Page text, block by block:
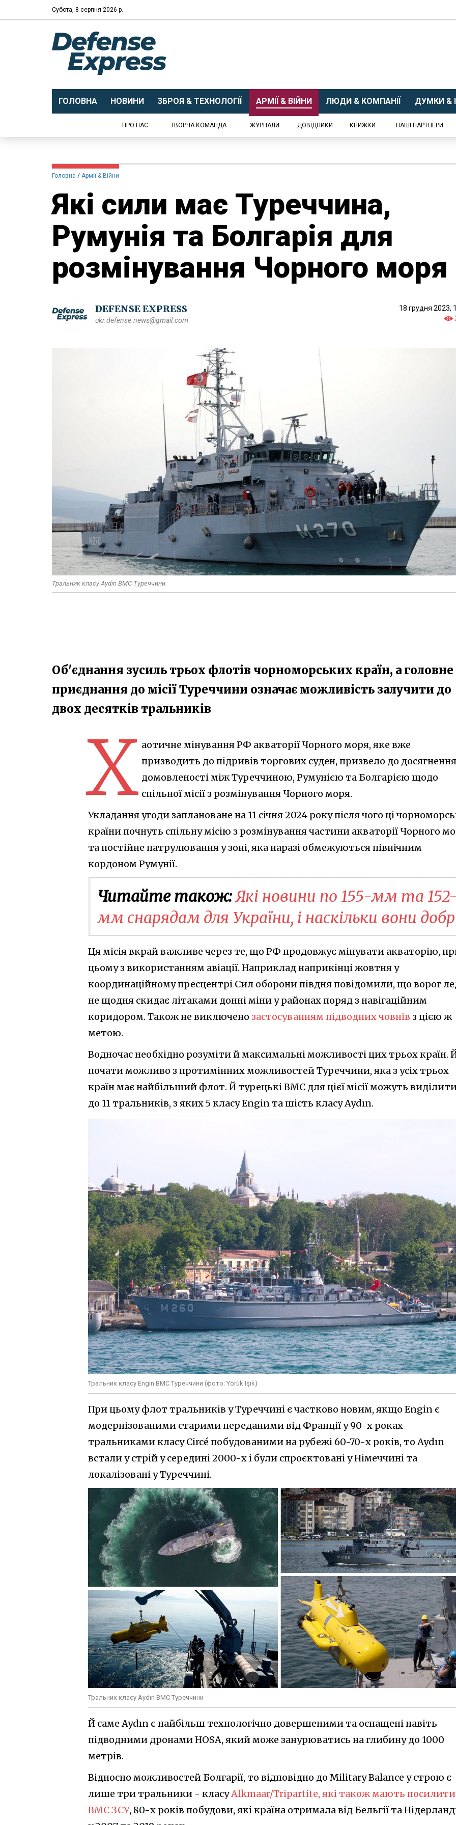
Субота, 8 серпня 2026 р.
ГОЛОВНА НОВИНИ ЗБРОЯ & ТЕХНОЛОГІЇ АРМІЇ & ВІЙНИ ЛЮДИ & КОМПАНІЇ ДУМКИ &
ПРО НАС ТВОРЧА КОМАНДА ЖУРНАЛИ ДОВІДНИКИ КНИЖКИ НАШІ ПАРТНЕРИ
Головна Армії & Війни
Які сили має Туреччина,
Румунія та Болгарія для
розмінування Чорного моря
DEFENSE EXPRESS
ukr.defense.news@gmail.com
18 грудня 2023,
Тральник класу Aydın ВМС Туреччини
Об'єднання зусиль трьох флотів чорноморських країн, а
приєднання до місії Туреччини означає можливість залучити до
двох десятків тральників
Х аотичне мінування РФ акваторії Чорного моря, яке вже
призводить до підривів торгових суден, призвело до досягнення
домовленості між Туреччиною, Румунією та Болгарією щодо
спільної місії з розмінування Чорного моря.
Укладання угоди заплановане на 11 січня 2024 року після чого ці
країни почнуть спільну місію з розмінування частини акваторії Чорного
та постійне патрулювання у зоні, яка наразі обмежуються північним
кордоном Румунії.
Читайте також:Які новини по 155-мм та
мм снарядам для України, і наскільки вони
Ця місія вкрай важливе через те, що РФ продовжує мінувати акваторію,
цьому з використанням авіації. Наприклад наприкінці жовтня у
координаційному пресцентрі Сил оборони півдня повідомили, що ворог
не щодня скидає літаками донні міни у районах поряд з навігаційним
коридором. Також не виключено застосуванням підводних човнів з цією ж
метою.
Водночас необхідно розуміти й максимальні можливості цих трьох країн.
почати можливо з протимінних можливостей Туреччини, яка з усіх трьох
країн має найбільший флот. Й турецькі ВМС для цієї місії можуть
до 11 тральників, з яких 5 класу Engin та шість класу Aydın.
Тральник класу Engin ВМС Туреччини (фото: Yörük Işık)
При цьому флот тральників у Туреччині є частково новим, якщо Engin є
модернізованими старими переданими від Франції у 90-х роках
тральниками класу Circé побудованими на рубежі 60-70-х років, то Aydın
встали у стрій у середині 2000-х і були спроєктовані у Німеччині та
локалізовані у Туреччині.
Тральник класу Aydın ВМС Туреччини
Й саме Aydın є найбільш технологічно довершеними та оснащені навіть
підводними дронами HOSA, який може занурюватись на глибину до 1000
метрів.
Відносно можливостей Болгарії, то відповідно до Military Balance у строю є
лише три тральники - класуAlkmaar/Tripartite, які також мають посилити
ВМС ЗСУ, 80-х років побудови, які країна отримала від Бельгії та